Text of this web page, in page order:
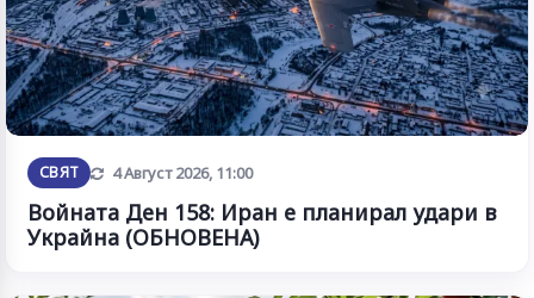
СВЯТ Обновена
4 Август 2026, 11:00
Войната Ден 158: Иран е планирал удари в
Украйна (ОБНОВЕНА)